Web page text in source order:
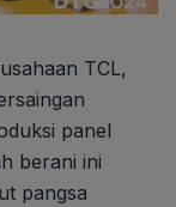
TCL,
panel
berani ini
pangsa